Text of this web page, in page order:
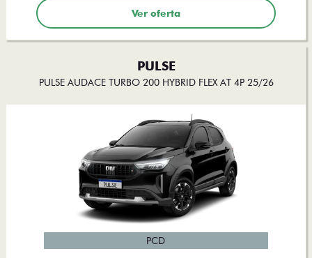
Ver oferta
PULSE
PULSE AUDACE TURBO 200 HYBRID FLEX AT 4P 25/26
PCD